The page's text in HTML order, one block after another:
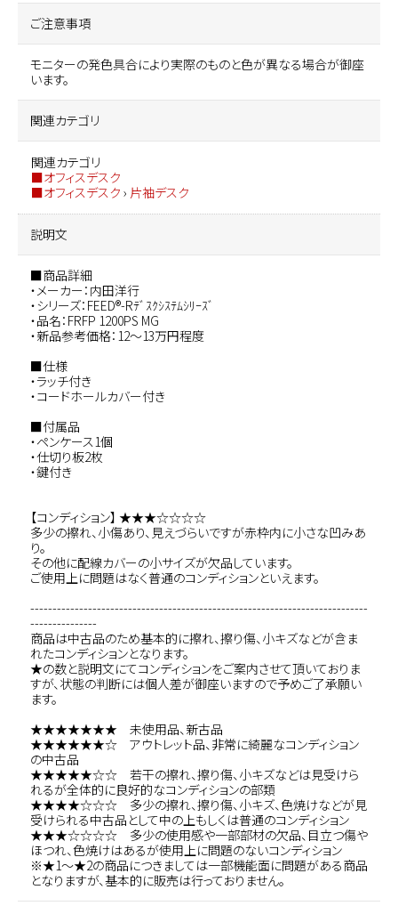
ご注意事項
モニターの発色具合により実際のものと色が異なる場合が御座
います。
関連カテゴリ
関連カテゴリ
■オフィスデスク
■オフィスデスク › 片袖デスク
説明文
■商品詳細
・メーカー：内田洋行
・シリーズ：FEED®-Rﾃﾞｽｸｼｽﾃﾑｼﾘｰｽﾞ
・品名：FRFP 1200PS MG
・新品参考価格：12～13万円程度
■仕様
・ラッチ付き
・コードホールカバー付き
■付属品
・ペンケース1個
・仕切り板2枚
・鍵付き
【コンディション】 ★★★☆☆☆☆
多少の擦れ、小傷あり、見えづらいですが赤枠内に小さな凹みあ
り。
その他に配線カバーの小サイズが欠品しています。
ご使用上に問題はなく普通のコンディションといえます。
----------------------------------------------------------------------------
---------------
商品は中古品のため基本的に擦れ、擦り傷、小キズなどが含ま
れたコンディションとなります。
★の数と説明文にてコンディションをご案内させて頂いておりま
すが、状態の判断には個人差が御座いますので予めご了承願い
ます。
★★★★★★★ 未使用品、新古品
★★★★★★☆ アウトレット品、非常に綺麗なコンディション
の中古品
★★★★★☆☆ 若干の擦れ、擦り傷、小キズなどは見受けら
れるが全体的に良好的なコンディションの部類
★★★★☆☆☆ 多少の擦れ、擦り傷、小キズ、色焼けなどが見
受けられる中古品として中の上もしくは普通のコンディション
★★★☆☆☆☆ 多少の使用感や一部部材の欠品、目立つ傷や
ほつれ、色焼けはあるが使用上に問題のないコンディション
※★1～★2の商品につきましては一部機能面に問題がある商品
となりますが、基本的に販売は行っておりません。